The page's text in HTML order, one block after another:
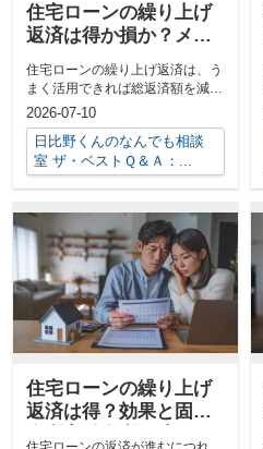
住宅ローンの繰り上げ
返済は得か損か？メリ
ットとデメリットを基
礎から整理
住宅ローンの繰り上げ返済は、う
まく活用できれば総返済額を減ら
し、完済時期も早められる一方
で、手元資金...
2026-07-10
日比野くんのなんでも相談
室 ザ・ベストＱ＆Ａ：...
住宅ローンの繰り上げ
返済は得？効果と固定